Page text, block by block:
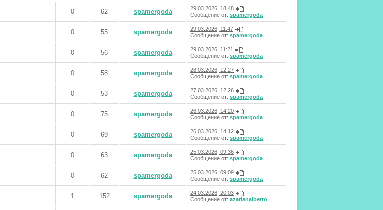
0 62 spamergoda
29.03.2026, 18:48
Сообщение от: spamergoda
0 55 spamergoda
29.03.2026, 11:47
Сообщение от: spamergoda
0 56 spamergoda
29.03.2026, 11:21
Сообщение от: spamergoda
0 58 spamergoda
28.03.2026, 12:27
Сообщение от: spamergoda
0 53 spamergoda
27.03.2026, 12:26
Сообщение от: spamergoda
0 75 spamergoda
26.03.2026, 14:20
Сообщение от: spamergoda
0 69 spamergoda
26.03.2026, 14:12
Сообщение от: spamergoda
0 63 spamergoda
25.03.2026, 09:36
Сообщение от: spamergoda
0 62 spamergoda
25.03.2026, 09:09
Сообщение от: spamergoda
1 152 spamergoda
24.03.2026, 20:03
Сообщение от: azarianalberto